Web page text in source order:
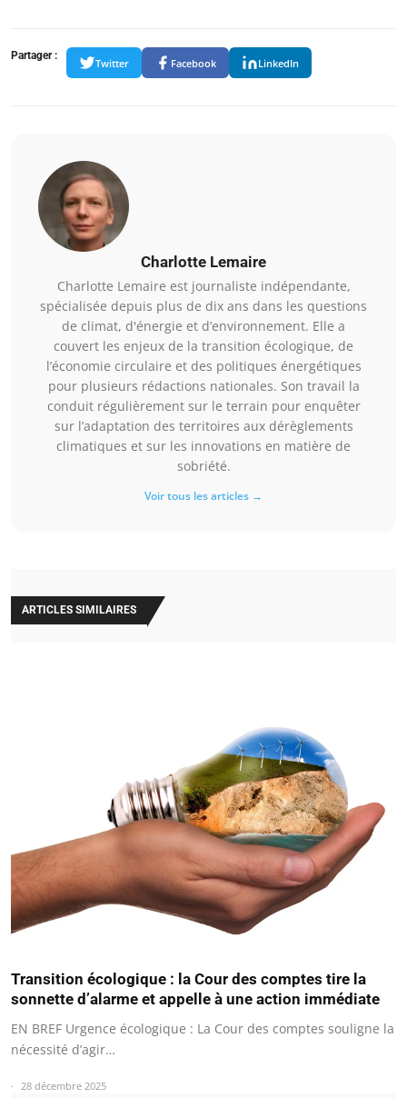
Partager :
Twitter Facebook LinkedIn
Charlotte Lemaire
Charlotte Lemaire est journaliste indépendante,
spécialisée depuis plus de dix ans dans les questions
de climat, d'énergie et d’environnement. Elle a
couvert les enjeux de la transition écologique, de
l’économie circulaire et des politiques énergétiques
pour plusieurs rédactions nationales. Son travail la
conduit régulièrement sur le terrain pour enquêter
sur l’adaptation des territoires aux dérèglements
climatiques et sur les innovations en matière de
sobriété.
Voir tous les articles →
ARTICLES SIMILAIRES
Transition écologique : la Cour des comptes tire la
sonnette d’alarme et appelle à une action immédiate
EN BREF Urgence écologique : La Cour des comptes souligne la
nécessité d’agir…
28 décembre 2025